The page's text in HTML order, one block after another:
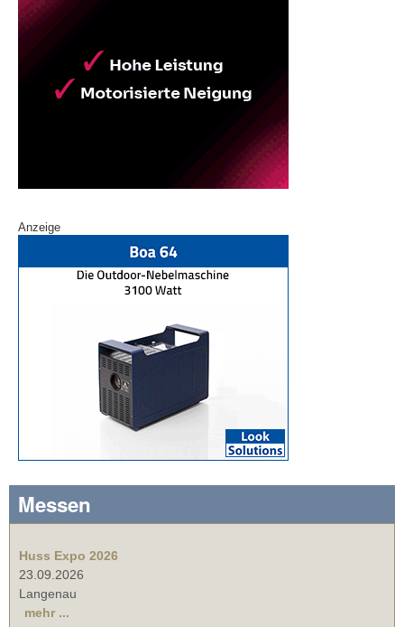
Anzeige
Messen
Huss Expo 2026
23.09.2026
Langenau
mehr ...